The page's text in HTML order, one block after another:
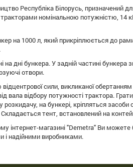
Республіка Білорусь, призначений
номінальною потужністю, 14
на 1000 л, який прикріплюється до
дні бункера. У задній частині
отвори.
сили, викликаної
вала відбору потужності трактора.
на бункері, кріпляться засоби
тент, встановлений на
інтернет-магазині "Demetra" Ви
і надійними виробниками.